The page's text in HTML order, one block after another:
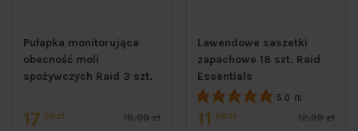
Pułapka monitorująca
obecność moli
spożywczych Raid 3 szt.
17 09zł 18,99 zł
Lawendowe saszetki
zapachowe 18 szt. Raid
Essentials
5.0 (1)
11 69zł 12,99 zł